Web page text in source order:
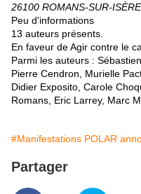
26100 ROMANS-SUR-ISÈRE
Peu d'informations
13 auteurs présents.
En faveur de Agir contre le
Parmi les auteurs :
Pierre Cendron, Murielle
Didier Exposito, Carole
Romans, Eric Larrey, Marc
#Manifestations POLAR
Partager